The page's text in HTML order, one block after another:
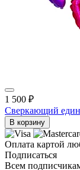
1 500 ₽
Сверкающий
В корзину
Оплата картой
Подписаться
Всем